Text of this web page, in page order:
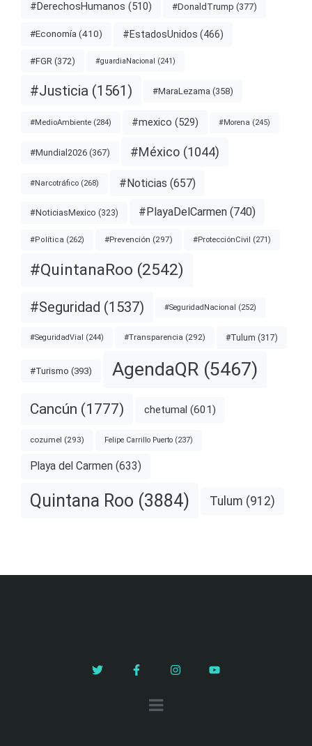
#DerechosHumanos (510) #DonaldTrump (377)
#Economía (410) #EstadosUnidos (466)
#FGR (372) #guardiaNacional (241)
#Justicia (1561) #MaraLezama (358)
#MedioAmbiente (284) #mexico (529) #Morena (245)
#Mundial2026 (367) #México (1044)
#Narcotráfico (268) #Noticias (657)
#NoticiasMexico (323) #PlayaDelCarmen (740)
#Política (262) #Prevención (297) #ProtecciónCivil (271)
#QuintanaRoo (2542)
#Seguridad (1537) #SeguridadNacional (252)
#SeguridadVial (244) #Transparencia (292) #Tulum (317)
#Turismo (393) AgendaQR (5467)
Cancún (1777) chetumal (601)
cozumel (293) Felipe Carrillo Puerto (237)
Playa del Carmen (633)
Quintana Roo (3884) Tulum (912)